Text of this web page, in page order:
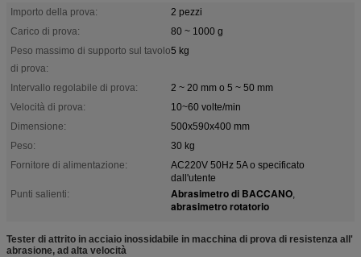
Importo della prova:
2 pezzi
Carico di prova:
80 ~ 1000 g
Peso massimo di supporto sul tavolo
di prova:
5 kg
Intervallo regolabile di prova:
2 ~ 20 mm o 5 ~ 50 mm
Velocità di prova:
10~60 volte/min
Dimensione:
500x590x400 mm
Peso:
30 kg
Fornitore di alimentazione:
AC220V 50Hz 5A o specificato
dall'utente
Punti salienti:
Abrasimetro di BACCANO,
abrasimetro rotatorio
Tester di attrito in acciaio inossidabile in macchina di prova di resistenza all'
abrasione, ad alta velocità